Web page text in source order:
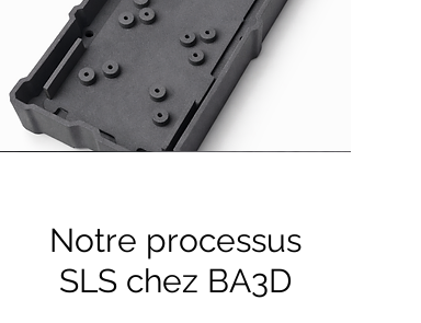
Notre processus
SLS chez BA3D